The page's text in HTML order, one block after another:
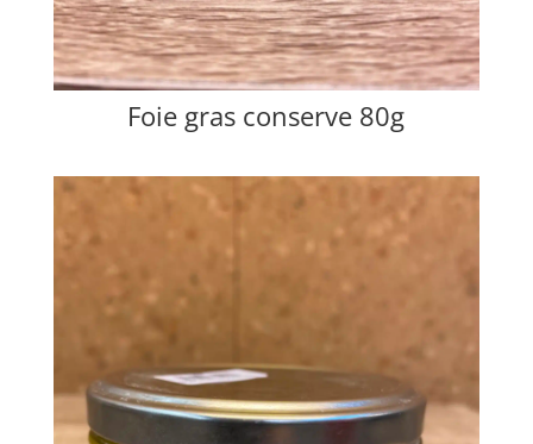
Foie gras conserve 80g